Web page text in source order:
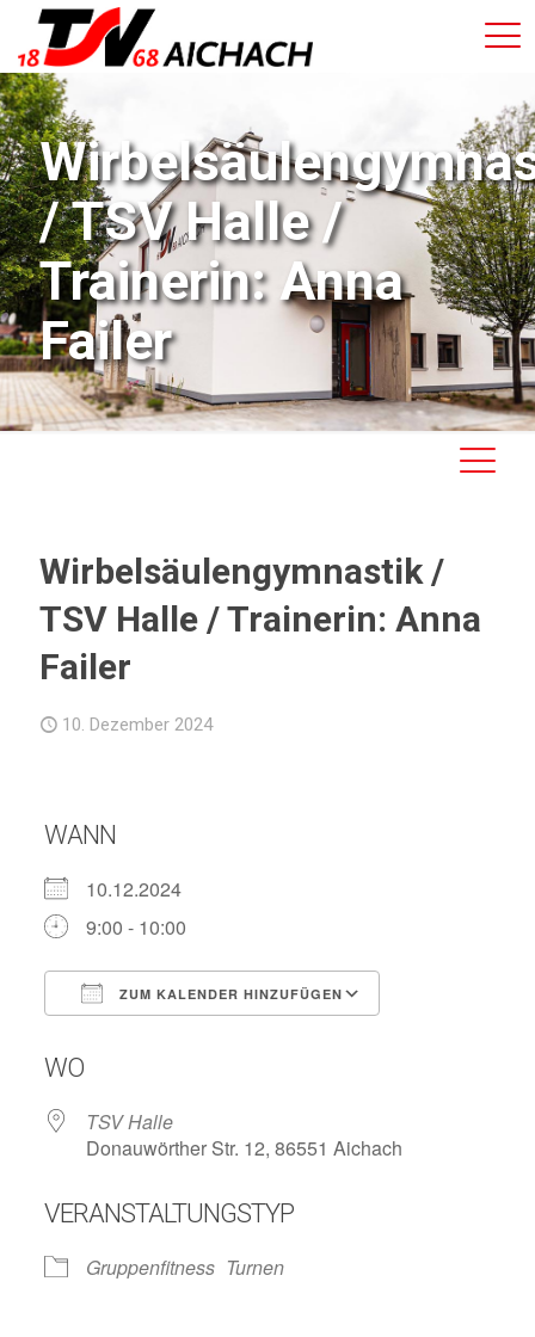
/ TSV Halle /
Trainerin: Anna
Failer
Wirbelsäulengymnastik /
TSV Halle / Trainerin: Anna
Failer
10. Dezember 2024
WANN
10.12.2024
9:00 - 10:00
ZUM KALENDER HINZUFÜGEN
WO
TSV Halle
Donauwörther Str. 12, 86551 Aichach
VERANSTALTUNGSTYP
Gruppenfitness Turnen